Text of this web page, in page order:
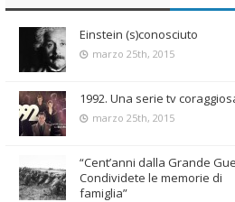
Einstein (s)conosciuto
marzo 25th, 2015
1992. Una serie tv
marzo 25th, 2015
“Cent’anni dalla Grande
Condividete le memorie di
famiglia”